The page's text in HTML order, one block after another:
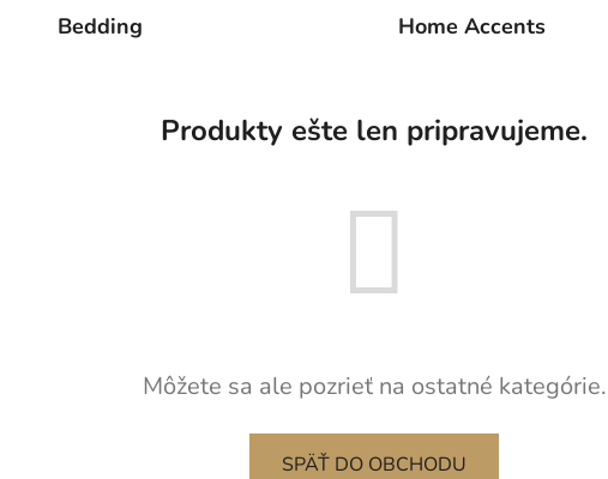
Bedding Home Accents
Produkty ešte len pripravujeme.
Môžete sa ale pozrieť na ostatné kategórie.
SPÄŤ DO OBCHODU